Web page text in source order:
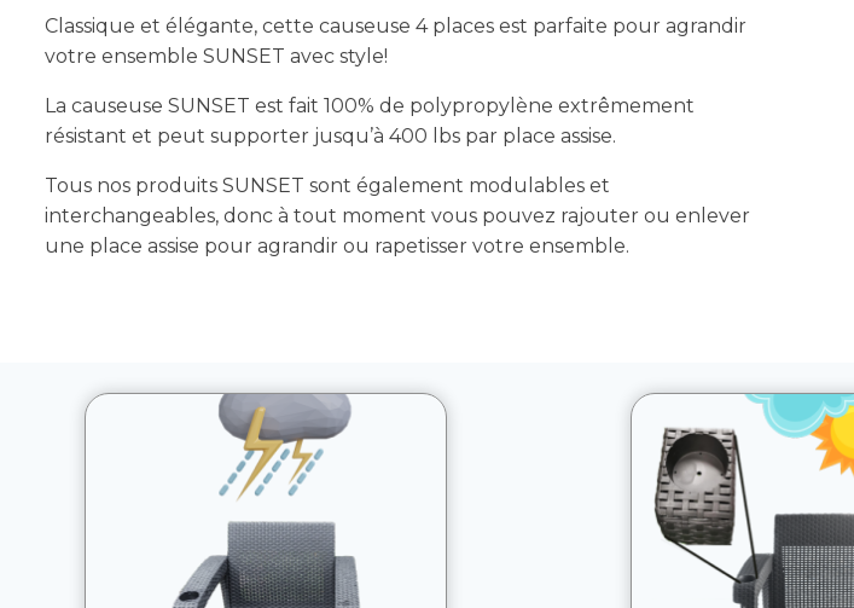
Classique et élégante, cette causeuse 4 places est parfaite pour agrandir
votre ensemble SUNSET avec style!
La causeuse SUNSET est fait 100% de polypropylène extrêmement
résistant et peut supporter jusqu’à 400 lbs par place assise.
Tous nos produits SUNSET sont également modulables et
interchangeables, donc à tout moment vous pouvez rajouter ou enlever
une place assise pour agrandir ou rapetisser votre ensemble.